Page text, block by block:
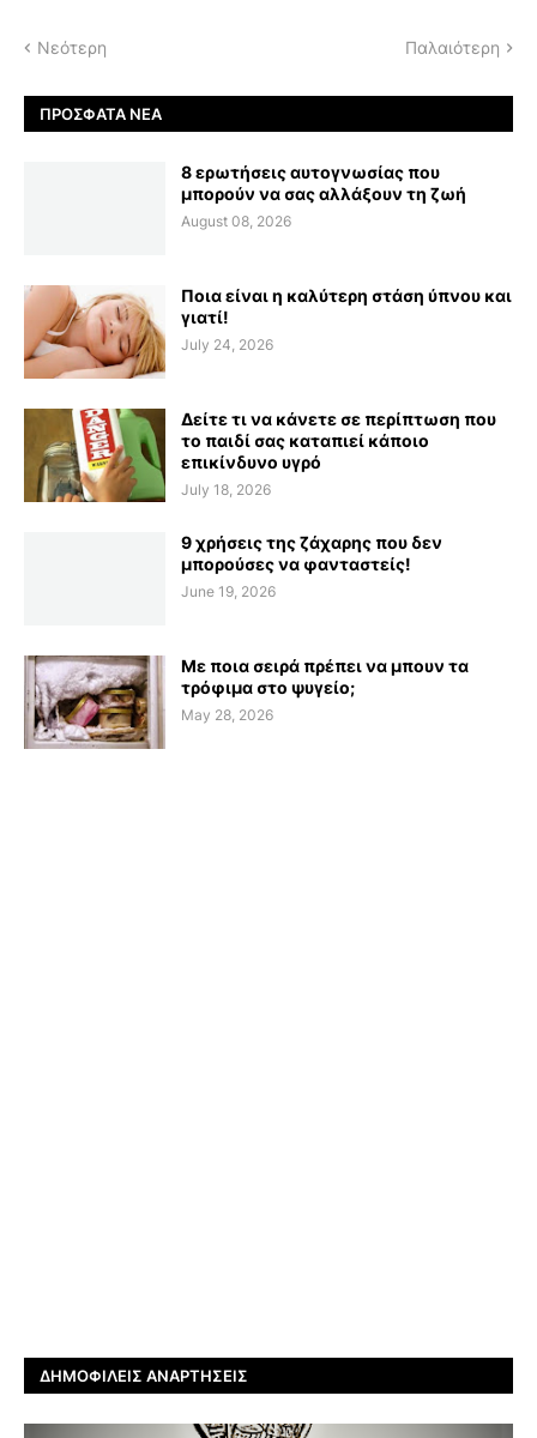
Νεότερη Παλαιότερη
ΠΡΌΣΦΑΤΑ ΝΈΑ
8 ερωτήσεις αυτογνωσίας που
μπορούν να σας αλλάξουν τη ζωή
August 08, 2026
Ποια είναι η καλύτερη στάση ύπνου και
γιατί!
July 24, 2026
Δείτε τι να κάνετε σε περίπτωση που
το παιδί σας καταπιεί κάποιο
επικίνδυνο υγρό
July 18, 2026
9 χρήσεις της ζάχαρης που δεν
μπορούσες να φανταστείς!
June 19, 2026
Με ποια σειρά πρέπει να μπουν τα
τρόφιμα στο ψυγείο;
May 28, 2026
ΔΗΜΟΦΙΛΕΊΣ ΑΝΑΡΤΉΣΕΙΣ